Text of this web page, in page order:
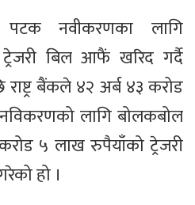
नवीकरणका लागि
बिल आफैं खरिद गर्दै
बैंकले ४२ अर्ब ४३ करोड
लागि बोलकबोल
५ लाख रुपैयाँको ट्रेजरी
हो ।